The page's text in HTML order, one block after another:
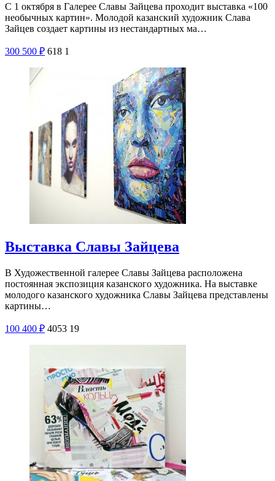
С 1 октября в Галерее Славы Зайцева проходит выставка «100
необычных картин». Молодой казанский художник Слава
Зайцев создает картины из нестандартных ма…
300 500 ₽ 618 1
Выставка Славы Зайцева
В Художественной галерее Славы Зайцева расположена
постоянная экспозиция казанского художника. На выставке
молодого казанского художника Славы Зайцева представлены
картины…
100 400 ₽ 4053 19